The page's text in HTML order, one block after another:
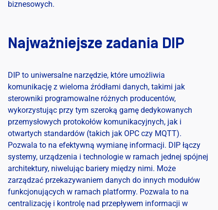
biznesowych.
Najważniejsze zadania DIP
DIP to uniwersalne narzędzie, które umożliwia
komunikację z wieloma źródłami danych, takimi jak
sterowniki programowalne różnych producentów,
wykorzystując przy tym szeroką gamę dedykowanych
przemysłowych protokołów komunikacyjnych, jak i
otwartych standardów (takich jak OPC czy MQTT).
Pozwala to na efektywną wymianę informacji. DIP łączy
systemy, urządzenia i technologie w ramach jednej spójnej
architektury, niwelując bariery między nimi. Może
zarządzać przekazywaniem danych do innych modułów
funkcjonujących w ramach platformy. Pozwala to na
centralizację i kontrolę nad przepływem informacji w